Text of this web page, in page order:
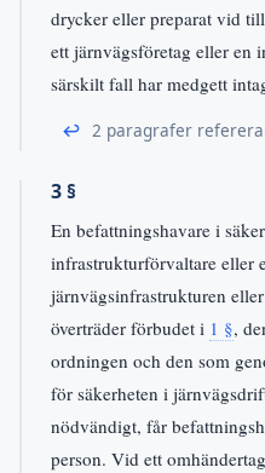
drycker eller preparat vid
ett järnvägsföretag eller en
särskilt fall har medgett
↩ 2 paragrafer
3 §
En befattningshavare i
infrastrukturförvaltare eller
järnvägsinfrastrukturen
överträder förbudet i 1 §,
ordningen och den som
för säkerheten i
nödvändigt, får
person. Vid ett